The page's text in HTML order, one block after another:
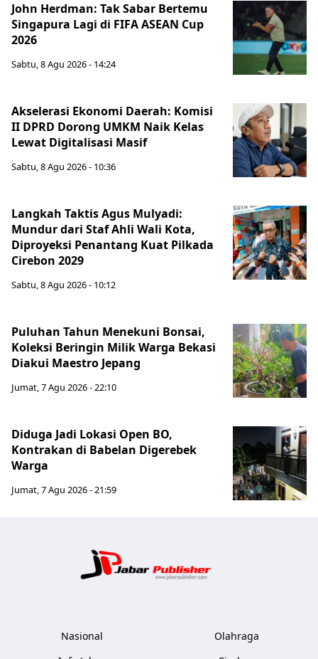
John Herdman: Tak Sabar Bertemu
Singapura Lagi di FIFA ASEAN Cup
2026
Sabtu, 8 Agu 2026 - 14:24
Akselerasi Ekonomi Daerah: Komisi
II DPRD Dorong UMKM Naik Kelas
Lewat Digitalisasi Masif
Sabtu, 8 Agu 2026 - 10:36
Langkah Taktis Agus Mulyadi:
Mundur dari Staf Ahli Wali Kota,
Diproyeksi Penantang Kuat Pilkada
Cirebon 2029
Sabtu, 8 Agu 2026 - 10:12
Puluhan Tahun Menekuni Bonsai,
Koleksi Beringin Milik Warga Bekasi
Diakui Maestro Jepang
Jumat, 7 Agu 2026 - 22:10
Diduga Jadi Lokasi Open BO,
Kontrakan di Babelan Digerebek
Warga
Jumat, 7 Agu 2026 - 21:59
Nasional
Olahraga